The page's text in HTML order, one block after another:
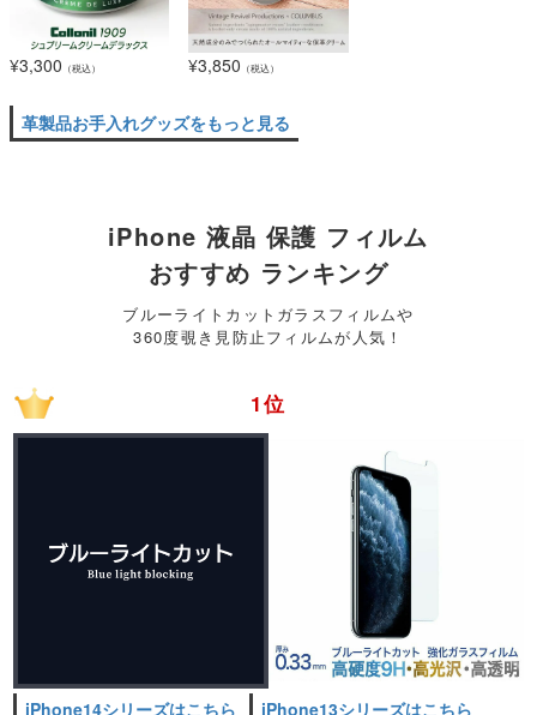
¥3,300 （税込） ¥3,850 （税込）
革製品お手入れグッズをもっと見る
iPhone 液晶 保護 フィルム
おすすめ ランキング
ブルーライトカットガラスフィルムや
360度覗き見防止フィルムが人気！
1位
iPhone14シリーズはこちら
iPhone13シリーズはこちら